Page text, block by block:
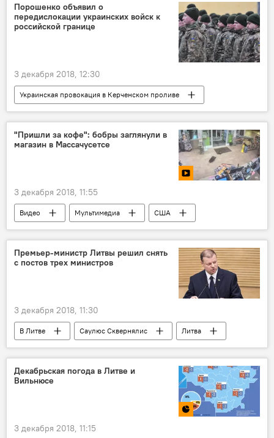
Порошенко объявил о
передислокации украинских войск к
российской границе
3 декабря 2018, 12:30
Украинская провокация в Керченском проливе
В мире
Украина
Россия
Петр Порошенко
"Пришли за кофе": бобры заглянули в
магазин в Массачусетсе
3 декабря 2018, 11:55
Видео Мультимедиа США
Премьер-министр Литвы решил снять
с постов трех министров
3 декабря 2018, 11:30
В Литве Саулюс Сквернялис
Литва
Министерство культуры
Министерство образования
Юргита Петраускене
Лиана Руоките-Йонсон
Декабрьская погода в Литве и
Вильнюсе
3 декабря 2018, 11:15